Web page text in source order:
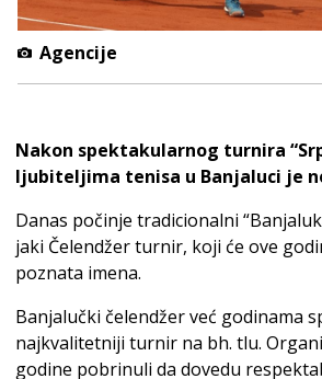
Agencije
Nakon spektakularnog turnira
ljubiteljima tenisa u Banjaluci je
Danas počinje tradicionalni
jaki Čelendžer turnir, koji će ove
poznata imena.
Banjalučki čelendžer već godinama
najkvalitetniji turnir na bh. tlu.
godine pobrinuli da dovedu